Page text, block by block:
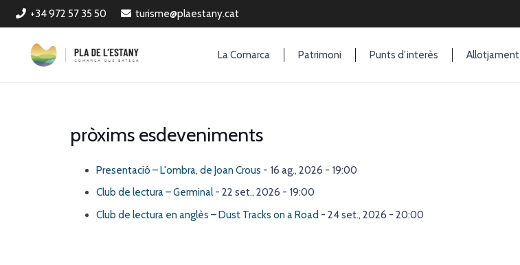
+34 972 57 35 50 turisme@plaestany.cat
La Comarca Patrimoni Punts d’interès Allotjament
pròxims esdeveniments
Presentació – L'ombra, de Joan Crous - 16 ag., 2026 - 19:00
Club de lectura – Germinal- 22 set., 2026 - 19:00
Club de lectura en anglès – Dust Tracks on a Road - 24 set., 2026 - 20:00